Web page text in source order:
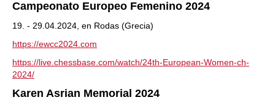
Campeonato Europeo Femenino 2024
19. - 29.04.2024, en Rodas (Grecia)
https://ewcc2024.com
https://live.chessbase.com/watch/24th-European-Women-ch-
2024/
Karen Asrian Memorial 2024